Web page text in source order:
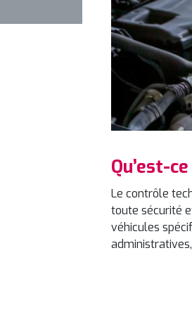
Qu’est-
Le contrôle
toute sécurité
véhicules